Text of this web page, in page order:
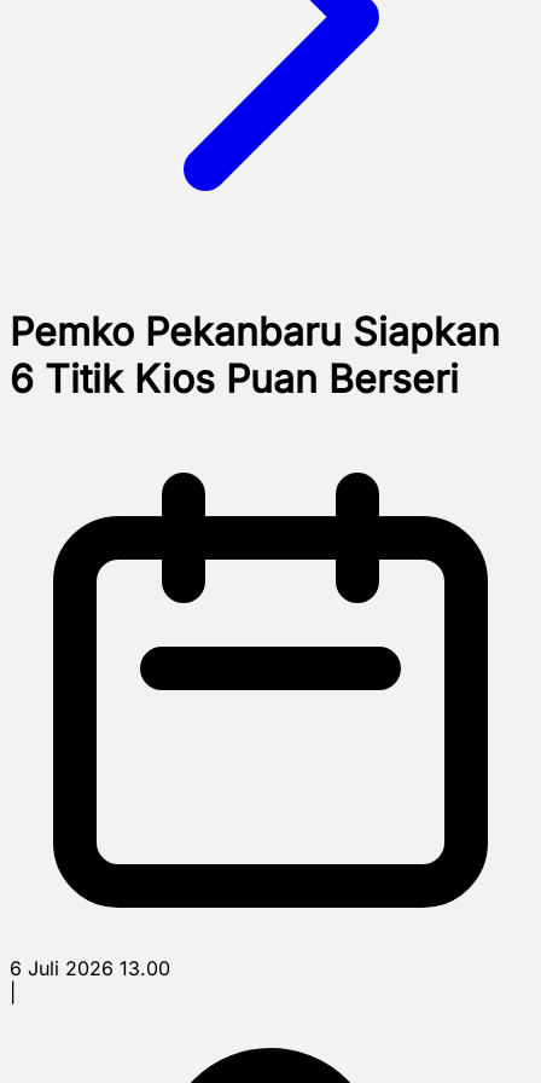
Pemko Pekanbaru Siapkan
6 Titik Kios Puan Berseri
6 Juli 2026 13.00